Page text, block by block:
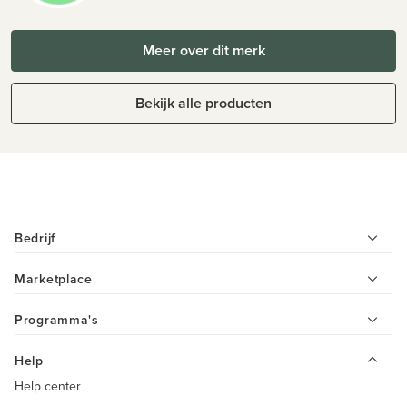
Meer over dit merk
Bekijk alle producten
Bedrijf
Marketplace
Programma's
Help
Help center